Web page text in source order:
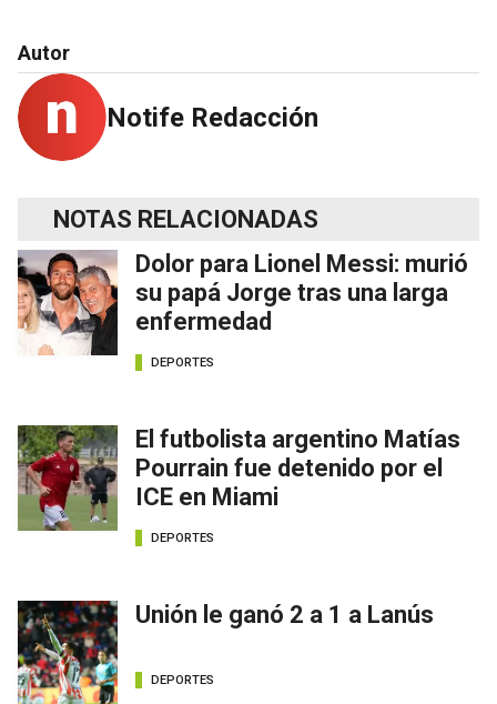
Autor
Notife Redacción
NOTAS RELACIONADAS
Dolor para Lionel Messi: murió
su papá Jorge tras una larga
enfermedad
DEPORTES
El futbolista argentino Matías
Pourrain fue detenido por el
ICE en Miami
DEPORTES
Unión le ganó 2 a 1 a Lanús
DEPORTES